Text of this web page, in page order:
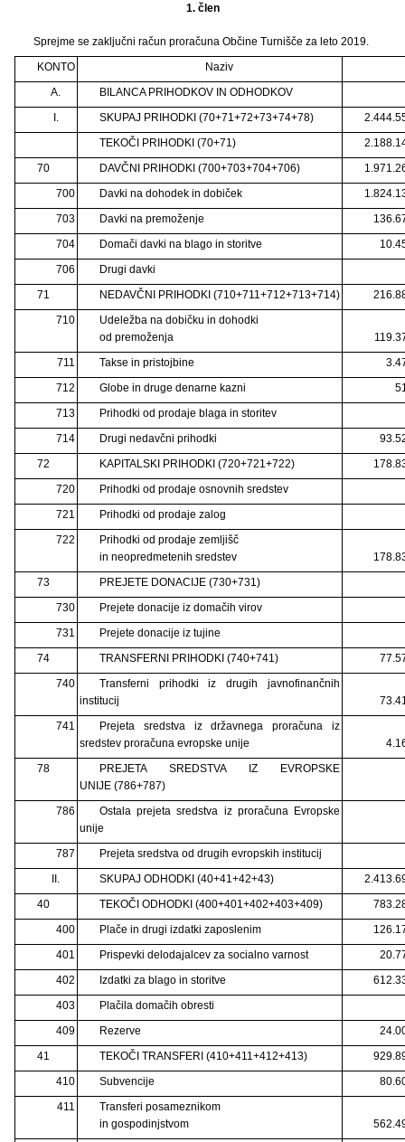
1. člen
Sprejme se zaključni račun proračuna Občine Turnišče za leto 2019.
KONTO
Naziv
A.
BILANCA PRIHODKOV IN ODHODKOV
I.
SKUPAJ PRIHODKI (70+71+72+73+74+78)
TEKOČI PRIHODKI (70+71)
70
DAVČNI PRIHODKI (700+703+704+706)
700
Davki na dohodek in dobiček
703
Davki na premoženje
704
Domači davki na blago in storitve
706
Drugi davki
71
NEDAVČNI PRIHODKI (710+711+712+713+714)
710
Udeležba na dobičku in dohodki
od premoženja
711
Takse in pristojbine
712
Globe in druge denarne kazni
713
Prihodki od prodaje blaga in storitev
714
Drugi nedavčni prihodki
72
KAPITALSKI PRIHODKI (720+721+722)
720
Prihodki od prodaje osnovnih sredstev
721
Prihodki od prodaje zalog
722
Prihodki od prodaje zemljišč
in neopredmetenih sredstev
73
PREJETE DONACIJE (730+731)
730
Prejete donacije iz domačih virov
731
Prejete donacije iz tujine
74
TRANSFERNI PRIHODKI (740+741)
740
Transferni prihodki iz drugih javnofinančnih
institucij
741
Prejeta sredstva iz državnega proračuna iz
sredstev proračuna evropske unije
78
PREJETA SREDSTVA IZ EVROPSKE
UNIJE (786+787)
786
Ostala prejeta sredstva iz proračuna Evropske
unije
787
Prejeta sredstva od drugih evropskih institucij
II.
SKUPAJ ODHODKI (40+41+42+43)
40
TEKOČI ODHODKI (400+401+402+403+409)
400
Plače in drugi izdatki zaposlenim
401
Prispevki delodajalcev za socialno varnost
402
Izdatki za blago in storitve
403
Plačila domačih obresti
409
Rezerve
41
TEKOČI TRANSFERI (410+411+412+413)
410
Subvencije
411
Transferi posameznikom
in gospodinjstvom